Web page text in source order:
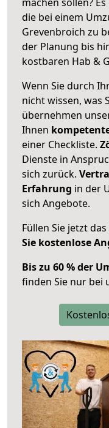
die bei einem
Grevenbroich zu
der Planung bis
kostbaren Hab &
Wenn Sie durch
nicht wissen, was
übernehmen
Ihnen
einer Checkliste.
Dienste in
sich zurück.
Erfahrung in der
sich Angebote.
Füllen Sie jetzt
Sie kostenlose
Bis zu 60 % der
finden Sie nur bei